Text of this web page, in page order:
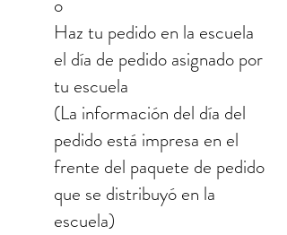
o
Haz tu pedido en la escuela
el día de pedido asignado por
tu escuela
(La información del día del
pedido está impresa en el
frente del paquete de pedido
que se distribuyó en la
escuela)